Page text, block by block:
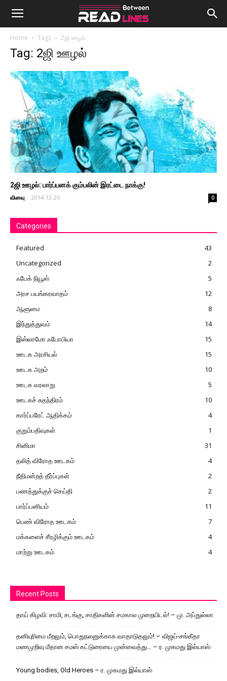
Home Tags 2ஜி ஊழல்
Tag: 2ஜி ஊழல்
2ஜி ஊழல்: பார்ப்பனக் கும்பலின் இரட்டை நாக்கு!
வினவு - 2014-12-25 0
Categories
Featured
43
Uncategorized
2
ஃபேக் நியூஸ்
5
அரச பயங்கரவாதம்
12
ஆளுமை
8
இந்துத்துவம்
14
இஸ்லாமோ ஃபோபியா
15
ஊடக அரசியல்
15
ஊடக அறம்
10
ஊடக வரலாறு
5
ஊடகச் சுதந்திரம்
10
கார்ப்பரேட் ஆதிக்கம்
4
குறும்பதிவுகள்
1
சினிமா
31
தலித் விரோத ஊடகம்
4
நீதிமன்றத் தீர்ப்புகள்
2
பணத்துக்குச் செய்தி
2
பார்ப்பனியம்
11
பெண் விரோத ஊடகம்
7
மக்களைச் சீரழிக்கும் ஊடகம்
4
மாற்று ஊடகம்
4
Recent Posts
தாய் கிழவி: சாமி, சடங்கு, சாதிகளின் சமகால முறையிடல்! – மு. அப்துல்லா
தனியுரிமை மீறலும், பொதுநலனுக்காக வாதாடுதலும்! – விஜய்-சங்கீதா
மணமுறிவு மீதான சமஸ் கட்டுரையை முன்வைத்து… – ர. முகமது இல்யாஸ்
Young bodies, Old Heroes – ர. முகமது இல்யாஸ்